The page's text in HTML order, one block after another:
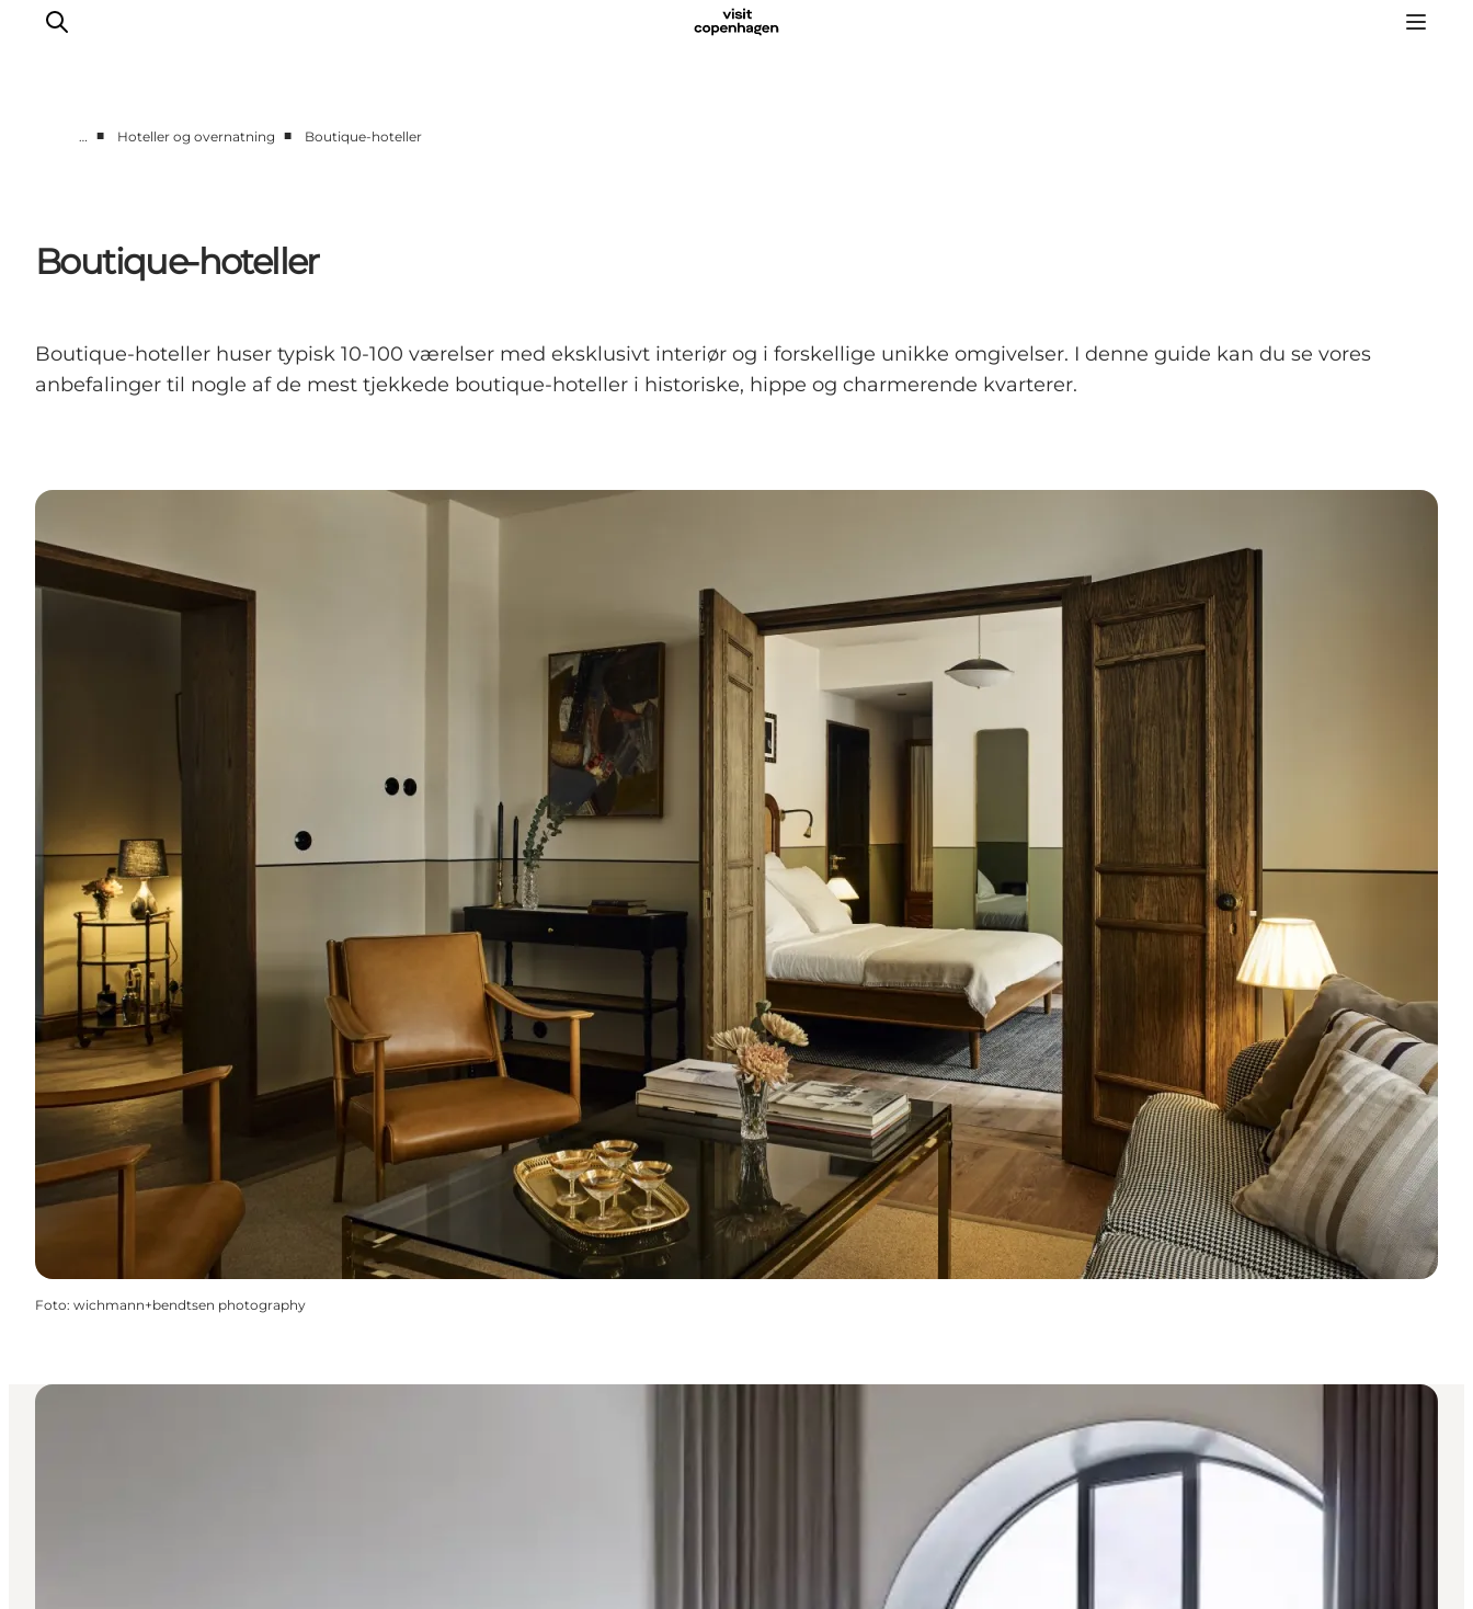
Spis & drik
Områder
CopenPay
Copenhagen Card
… ■ Hoteller og overnatning ■ Boutique-hoteller
Boutique-hoteller
Boutique-hoteller huser typisk 10-100 værelser med eksklusivt interiør og i forskellige unikke omgivelser. I denne guide kan du se vores
anbefalinger til nogle af de mest tjekkede boutique-hoteller i historiske, hippe og charmerende kvarterer.
Foto: wichmann+bendtsen photography